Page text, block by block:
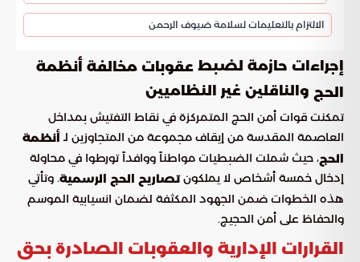
الالتزام بالتعليمات لسلامة ضيوف الرحمن
إجراءات حازمة لضبط عقوبات مخالفة أنظمة
الحج والناقلين غير النظاميين
تمكنت قوات أمن الحج المتمركزة في نقاط التفتيش بمداخل
العاصمة المقدسة من إيقاف مجموعة من المتجاوزين لـ أنظمة
الحج، حيث شملت الضبطيات مواطناً ووافداً تورطوا في محاولة
إدخال خمسة أشخاص لا يملكونتصاريح الحج الرسمية. وتأتي
هذه الخطوات ضمن الجهود المكثفة لضمان انسيابية الموسم
والحفاظ على أمن الحجيج.
القرارات الإدارية والعقوبات الصادرة بحق